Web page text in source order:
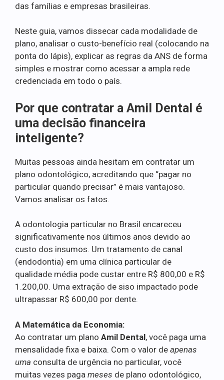
das famílias e empresas brasileiras.
Neste guia, vamos dissecar cada modalidade de
plano, analisar o custo-benefício real (colocando na
ponta do lápis), explicar as regras da ANS de forma
simples e mostrar como acessar a ampla rede
credenciada em todo o país.
Por que contratar a Amil Dental é
uma decisão financeira
inteligente?
Muitas pessoas ainda hesitam em contratar um
plano odontológico, acreditando que “pagar no
particular quando precisar” é mais vantajoso.
Vamos analisar os fatos.
A odontologia particular no Brasil encareceu
significativamente nos últimos anos devido ao
custo dos insumos. Um tratamento de canal
(endodontia) em uma clínica particular de
qualidade média pode custar entre R$ 800,00 e R$
1.200,00. Uma extração de siso impactado pode
ultrapassar R$ 600,00 por dente.
A Matemática da Economia:
Ao contratar um plano Amil Dental, você paga uma
mensalidade fixa e baixa. Com o valor de apenas
uma consulta de urgência no particular, você
muitas vezes paga meses de plano odontológico,